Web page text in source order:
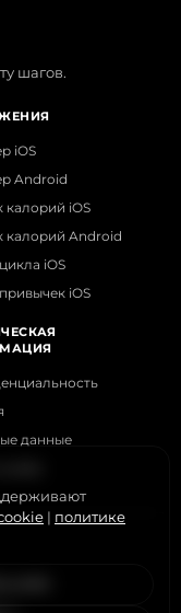
шагов.
iOS
Android
калорий iOS
калорий Android
iOS
iOS
данные
cookie
| политике